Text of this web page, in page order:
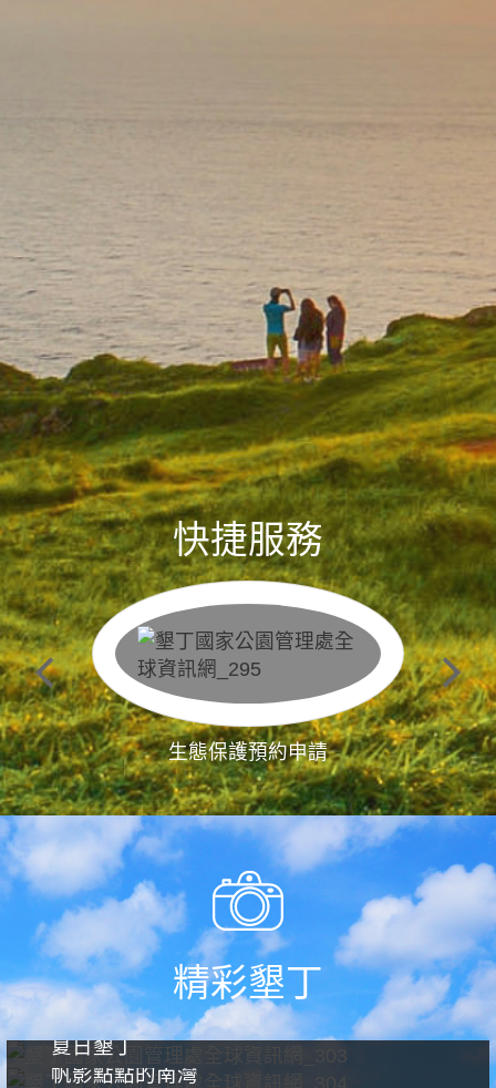
快捷服務
生態保護預約申請
精彩墾丁
夏日墾丁
帆影點點的南灣